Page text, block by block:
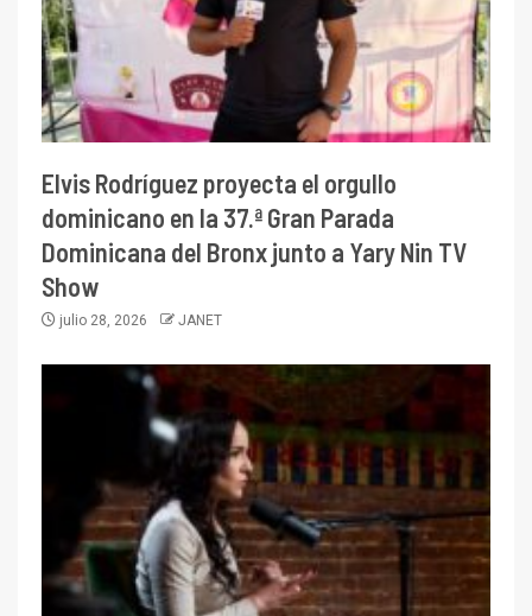
Elvis Rodríguez proyecta el orgullo
dominicano en la 37.ª Gran Parada
Dominicana del Bronx junto a Yary Nin TV
Show
julio 28, 2026 JANET